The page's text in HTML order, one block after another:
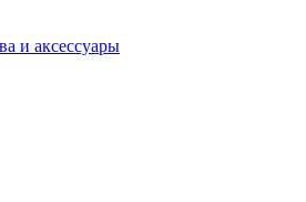
и аксессуары